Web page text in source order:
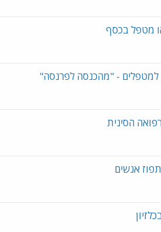
מטפל בכסף
למטפלים - "מהכנסה לפרנסה"
הסינית
אנשים